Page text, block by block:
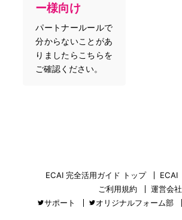
ー様向け
パートナールールで
分からないことがあ
りましたらこちらを
ご確認ください。
ECAI 完全活用ガイド トップ ECAI
ご利用規約
運営会社
サポート
オリジナルフォーム部